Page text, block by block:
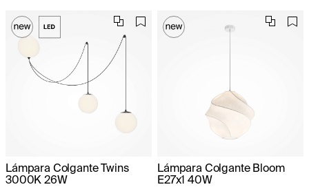
Lámpara Colgante Twins
3000K 26W
Lámpara Colgante Bloom
E27x1 40W